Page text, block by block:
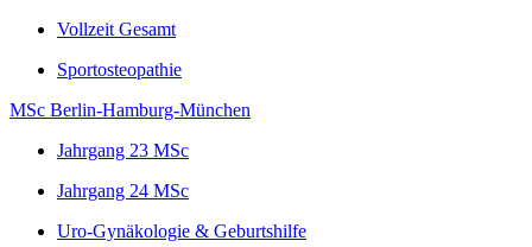
Vollzeit Gesamt
Sportosteopathie
MSc Berlin-Hamburg-München
Jahrgang 23 MSc
Jahrgang 24 MSc
Uro-Gynäkologie & Geburtshilfe